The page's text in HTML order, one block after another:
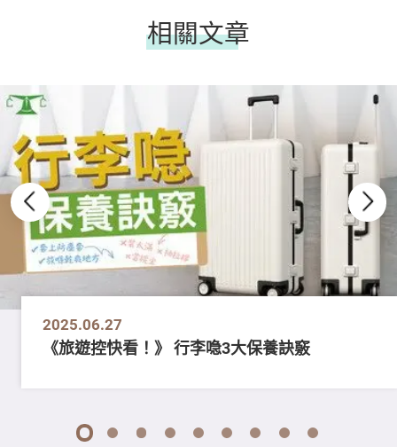
相關文章
2025.06.27
《旅遊控快看！》 行李喼3大保養訣竅